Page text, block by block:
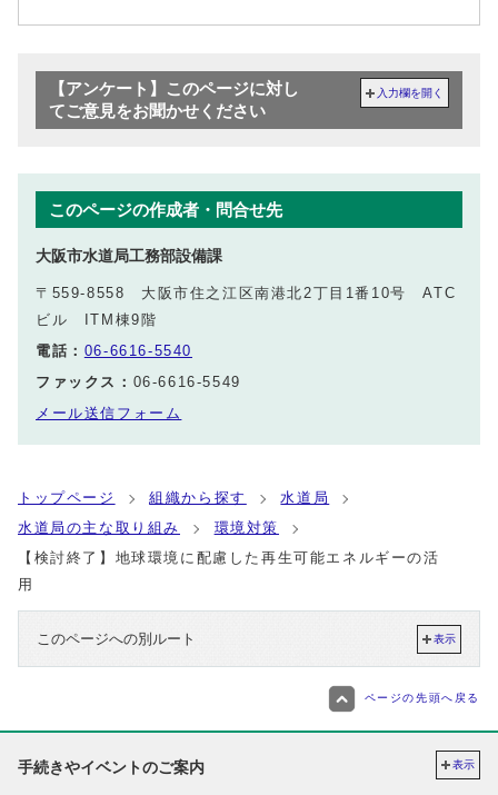
【アンケート】このページに対し
てご意見をお聞かせください
入力欄を開く
このページの作成者・問合せ先
大阪市水道局工務部設備課
〒559-8558 大阪市住之江区南港北2丁目1番10号 ATC
ビル ITM棟9階
電話： 06-6616-5540
ファックス： 06-6616-5549
メール送信フォーム
トップページ 組織から探す
水道局
水道局の主な取り組み
環境対策
【検討終了】地球環境に配慮した再生可能エネルギーの活
用
このページへの別ルート 表示
ページの先頭へ戻る
手続きやイベントのご案内 表示